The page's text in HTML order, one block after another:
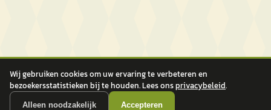
Wij gebruiken cookies om uw ervaring te verbeteren en
bezoekersstatistieken bij te houden. Lees onsprivacybeleid.
Alleen noodzakelijk Accepteren